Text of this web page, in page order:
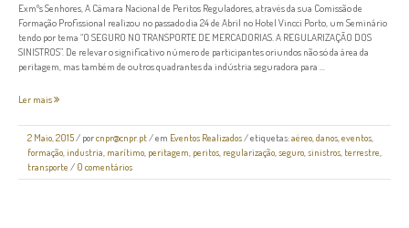
Exmºs Senhores, A Câmara Nacional de Peritos Reguladores, através da sua Comissão de
Formação Profissional realizou no passado dia 24 de Abril no Hotel Vincci Porto, um Seminário
tendo por tema “O SEGURO NO TRANSPORTE DE MERCADORIAS. A REGULARIZAÇÃO DOS
SINISTROS”. De relevar o significativo número de participantes oriundos não só da área da
peritagem, mas também de outros quadrantes da indústria seguradora para ...
Ler mais
2 Maio, 2015/ porcnpr@cnpr.pt/ em Eventos Realizados/ etiquetas:aéreo,danos,eventos,
formação,industria, marítimo, peritagem, peritos, regularização,seguro,sinistros, terrestre,
transporte / 0 comentários